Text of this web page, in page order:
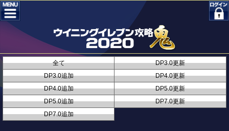
全て
DP3.0更新
DP3.0追加
DP4.0更新
DP4.0追加
DP5.0更新
DP5.0追加
DP7.0更新
DP7.0追加